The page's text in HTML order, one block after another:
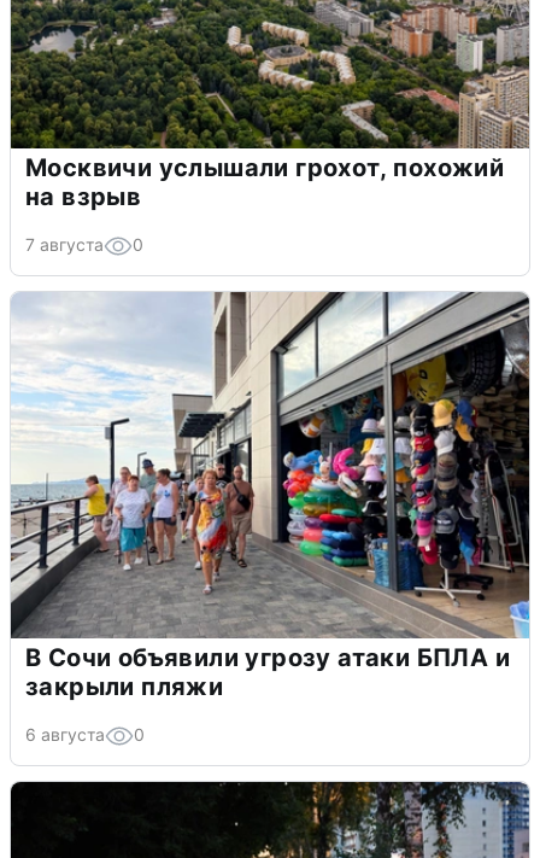
Москвичи услышали грохот, похожий
на взрыв
7 августа 0
В Сочи объявили угрозу атаки БПЛА и
закрыли пляжи
6 августа 0